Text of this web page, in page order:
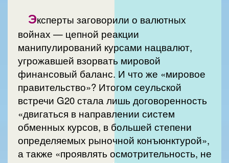
Эксперты заговорили о валютных
войнах — цепной реакции
манипулирований курсами нацвалют,
угрожавшей взорвать мировой
финансовый баланс. И что же «мировое
правительство»? Итогом сеульской
встречи G20 стала лишь договоренность
«двигаться в направлении систем
обменных курсов, в большей степени
определяемых рыночной конъюнктурой»,
а также «проявлять осмотрительность, не